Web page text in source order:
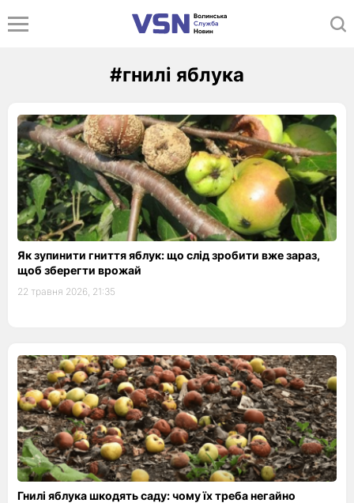
#гнилі яблука
Як зупинити гниття яблук: що слід зробити вже зараз,
щоб зберегти врожай
22 травня 2026, 21:35
Гнилі яблука шкодять саду: чому їх треба негайно